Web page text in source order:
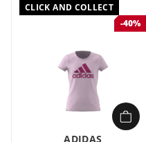
CLICK AND COLLECT
-40%
ADIDAS